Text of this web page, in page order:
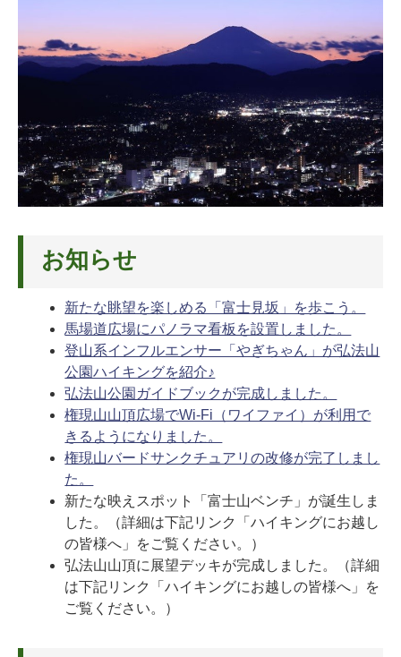
お知らせ
新たな眺望を楽しめる「富士見坂」を歩こう。
馬場道広場にパノラマ看板を設置しました。
登山系インフルエンサー「やぎちゃん」が弘法山
公園ハイキングを紹介♪
弘法山公園ガイドブックが完成しました。
権現山山頂広場でWi-Fi（ワイファイ）が利用で
きるようになりました。
権現山バードサンクチュアリの改修が完了しまし
た。
新たな映えスポット「富士山ベンチ」が誕生しま
した。（詳細は下記リンク「ハイキングにお越し
の皆様へ」をご覧ください。）
弘法山山頂に展望デッキが完成しました。（詳細
は下記リンク「ハイキングにお越しの皆様へ」を
ご覧ください。）